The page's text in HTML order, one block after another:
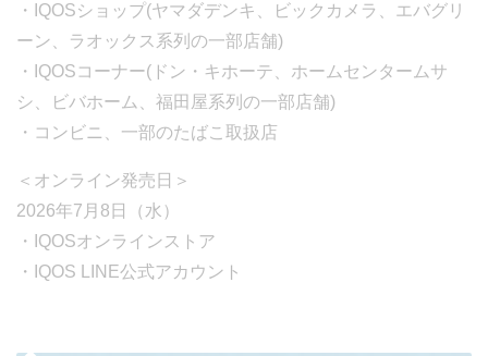
・IQOSショップ(ヤマダデンキ、ビックカメラ、エバグリ
ーン、ラオックス系列の一部店舗)
・IQOSコーナー(ドン・キホーテ、ホームセンタームサ
シ、ビバホーム、福田屋系列の一部店舗)
・コンビニ、一部のたばこ取扱店
＜オンライン発売日＞
2026年7月8日（水）
・IQOSオンラインストア
・IQOS LINE公式アカウント